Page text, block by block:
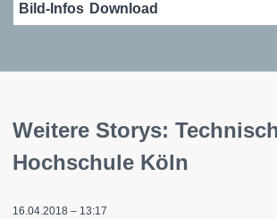
Bild-Infos Download
Weitere Storys:
Hochschule Köln
16.04.2018 – 13:17